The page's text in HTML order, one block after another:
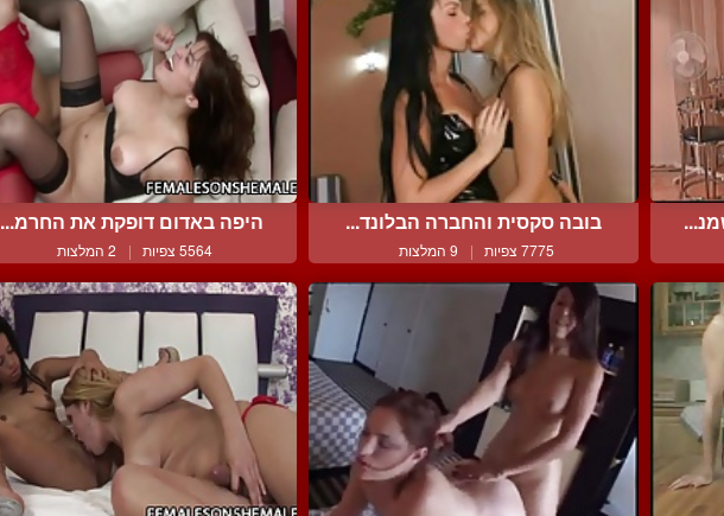
בובה סקסית והחברה הבלונד...
7775 צפיות | 9 המלצות
היפה באדום דופקת את החרמ...
5564 צפיות | 2 המלצות